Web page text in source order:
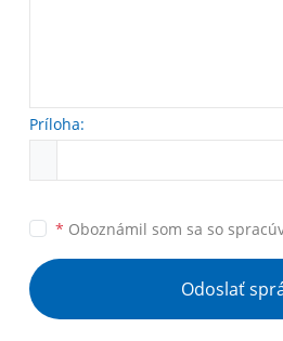
Príloha:
* Oboznámil som sa so
Odoslať